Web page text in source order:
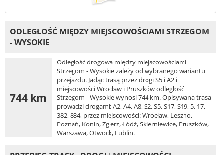
ODLEGŁOŚĆ MIĘDZY MIEJSCOWOŚCIAMI STRZEGOM
- WYSOKIE
744 km
Odległość drogowa między miejscowościami
Strzegom - Wysokie zależy od wybranego wariantu
przejazdu. Jadąc trasą przez drogi S5 i A2 i
miejscowości Wrocław i Pruszków odległość
Strzegom - Wysokie wynosi 744 km. Opisywana trasa
prowadzi drogami: A2, A4, A8, S2, S5, S17, S19, 5, 17,
382, 834, przez miejscowości: Wrocław, Leszno,
Poznań, Konin, Zgierz, Łódź, Skierniewice, Pruszków,
Warszawa, Otwock, Lublin.